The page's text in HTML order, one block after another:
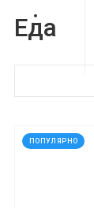
Еда
ПОПУЛЯРНО
код: 12300